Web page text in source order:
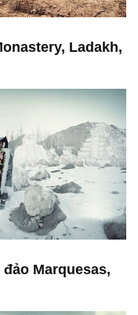
Ladakh,
Marquesas,